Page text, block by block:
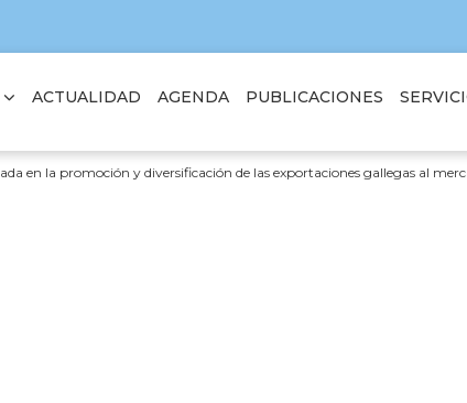
ACTUALIDAD AGENDA PUBLICACIONES
en la promoción y diversificación de las exportaciones gallegas al